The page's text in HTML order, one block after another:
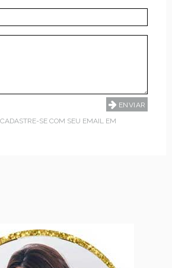
SE COM SEU EMAIL EM